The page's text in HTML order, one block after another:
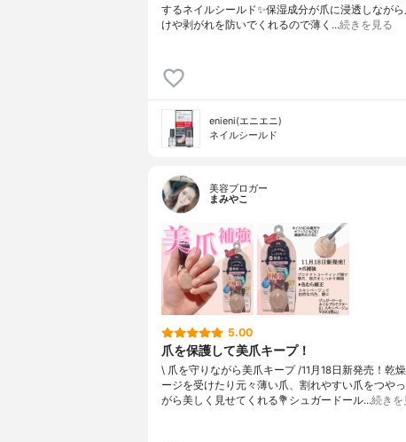
するネイルシールド✨⁡保湿成分が爪に浸透しなが
けや剥がれを防いでくれるので薄く…続きを見る
enieni(エニエニ)
ネイルシールド
美容ブロガー
まみやこ
5.00
爪を保護して美爪キープ！
\ 爪を守りながら美爪キープ /⁡11月18日新発売！⁡乾
ージを受けたり元々薄い爪、割れやすい爪をつや
がら美しく見せてくれる⁡⁡💐シュガードール…続きを